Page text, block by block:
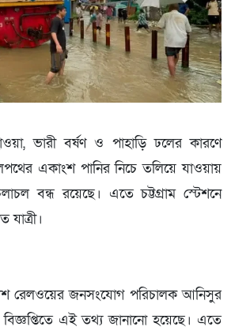
ভারী বর্ষণ ও পাহাড়ি ঢলের কারণে
একাংশ পানির নিচে তলিয়ে যাওয়ায়
বন্ধ রয়েছে। এতে চট্টগ্রাম স্টেশনে
রেলওয়ের জনসংযোগ পরিচালক আনিসুর
এই তথ্য জানানো হয়েছে। এতে